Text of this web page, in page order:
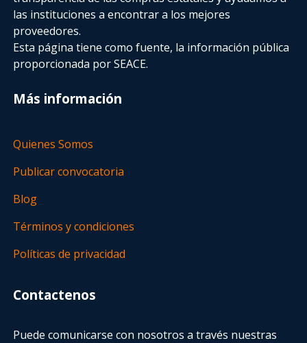
las instituciones a encontrar a los mejores
proveedores.
Esta página tiene como fuente, la información pública
proporcionada por SEACE.
Más información
Quienes Somos
Publicar convocatoria
Blog
Términos y condiciones
Políticas de privacidad
Contactenos
Puede comunicarse con nosotros a través nuestras